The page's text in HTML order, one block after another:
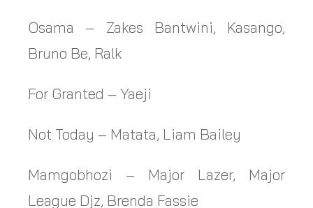
Osama – Zakes Bantwini, Kasango,
Bruno Be, Ralk
For Granted – Yaeji
Not Today – Matata, Liam Bailey
Mamgobhozi – Major Lazer, Major
League Djz, Brenda Fassie